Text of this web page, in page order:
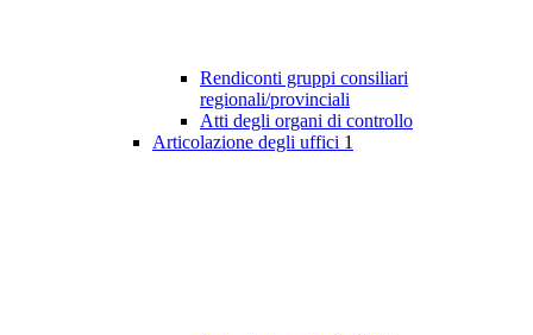
Rendiconti gruppi consiliari
regionali/provinciali
Atti degli organi di controllo
Articolazione degli uffici 1